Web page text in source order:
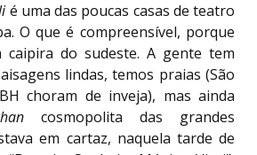
é uma das poucas casas de teatro
O que é compreensível, porque
do sudeste. A gente tem
lindas, temos praias (São
choram de inveja), mas ainda
cosmopolita das grandes
em cartaz, naquela tarde de